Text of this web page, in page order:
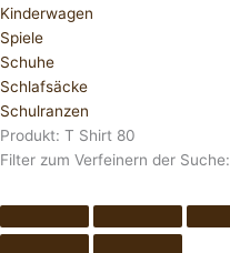
Kinderwagen
Spiele
Schuhe
Schlafsäcke
Schulranzen
Produkt: T Shirt 80
Filter zum Verfeinern der Suche: